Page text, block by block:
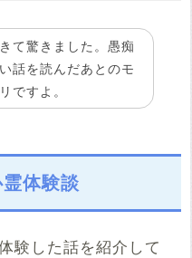
て驚きました。愚痴
話を読んだあとのモ
ですよ。
体験談
験した話を紹介して